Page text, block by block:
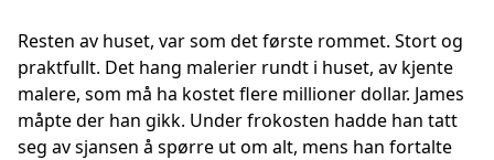
Resten av huset, var som det første rommet. Stort og
praktfullt. Det hang malerier rundt i huset, av kjente
malere, som må ha kostet flere millioner dollar. James
måpte der han gikk. Under frokosten hadde han tatt
seg av sjansen å spørre ut om alt, mens han fortalte